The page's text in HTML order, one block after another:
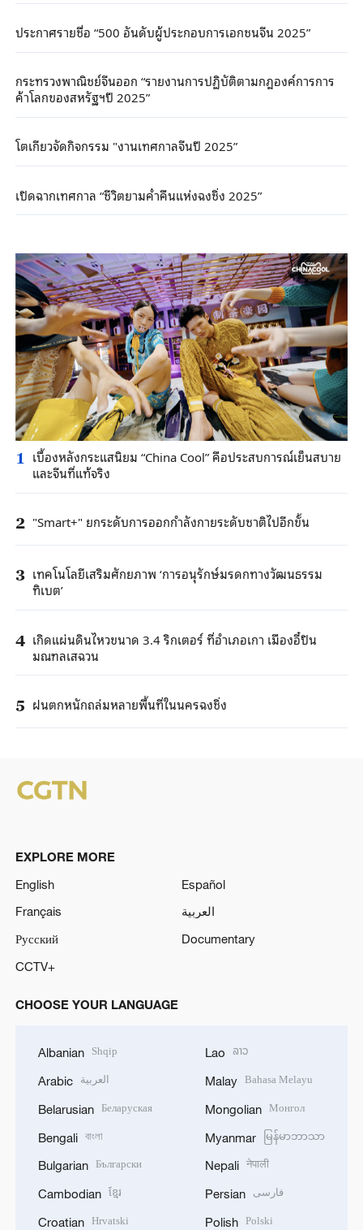
ประกาศรายชื่อ “500 อันดับผู้ประกอบการเอกชนจีน 2025”
กระทรวงพาณิชย์จีนออก “รายงานการปฏิบัติตามกฎองค์การการ
ค้าโลกของสหรัฐฯปี 2025”
โตเกียวจัดกิจกรรม "งานเทศกาลจีนปี 2025”
เปิดฉากเทศกาล “ชีวิตยามค่ำคืนแห่งฉงชิ่ง 2025”
1 เบื้องหลังกระแสนิยม “China Cool” คือประสบการณ์เย็นสบาย
และจีนที่แท้จริง
2 "Smart+" ยกระดับการออกกำลังกายระดับชาติไปอีกขั้น
3 เทคโนโลยีเสริมศักยภาพ ‘การอนุรักษ์มรดกทางวัฒนธรรม
ทิเบต’
4 เกิดแผ่นดินไหวขนาด 3.4 ริกเตอร์ ที่อำเภอเกา เมืองอี๋ปิน
มณฑลเสฉวน
5 ฝนตกหนักถล่มหลายพื้นที่ในนครฉงชิ่ง
EXPLORE MORE
English
Español
Français
العربية
Русский
Documentary
CCTV+
CHOOSE YOUR LANGUAGE
Albanian Shqip
Arabic العربية
Belarusian Беларуская
Bengali বাংলা
Bulgarian Български
Cambodian ខ្មែរ
Croatian Hrvatski
Lao ລາວ
Malay Bahasa Melayu
Mongolian Монгол
Myanmar မြန်မာဘာသာ
Nepali नेपाली
Persian فارسی
Polish Polski